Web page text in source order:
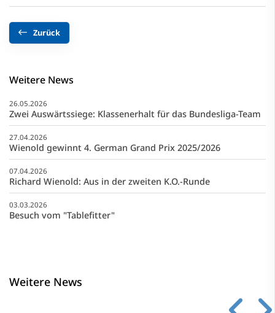
Zurück
Weitere News
26.05.2026
Zwei Auswärtssiege: Klassenerhalt für das Bundesliga-Team
27.04.2026
Wienold gewinnt 4. German Grand Prix 2025/2026
07.04.2026
Richard Wienold: Aus in der zweiten K.O.-Runde
03.03.2026
Besuch vom "Tablefitter"
Weitere News